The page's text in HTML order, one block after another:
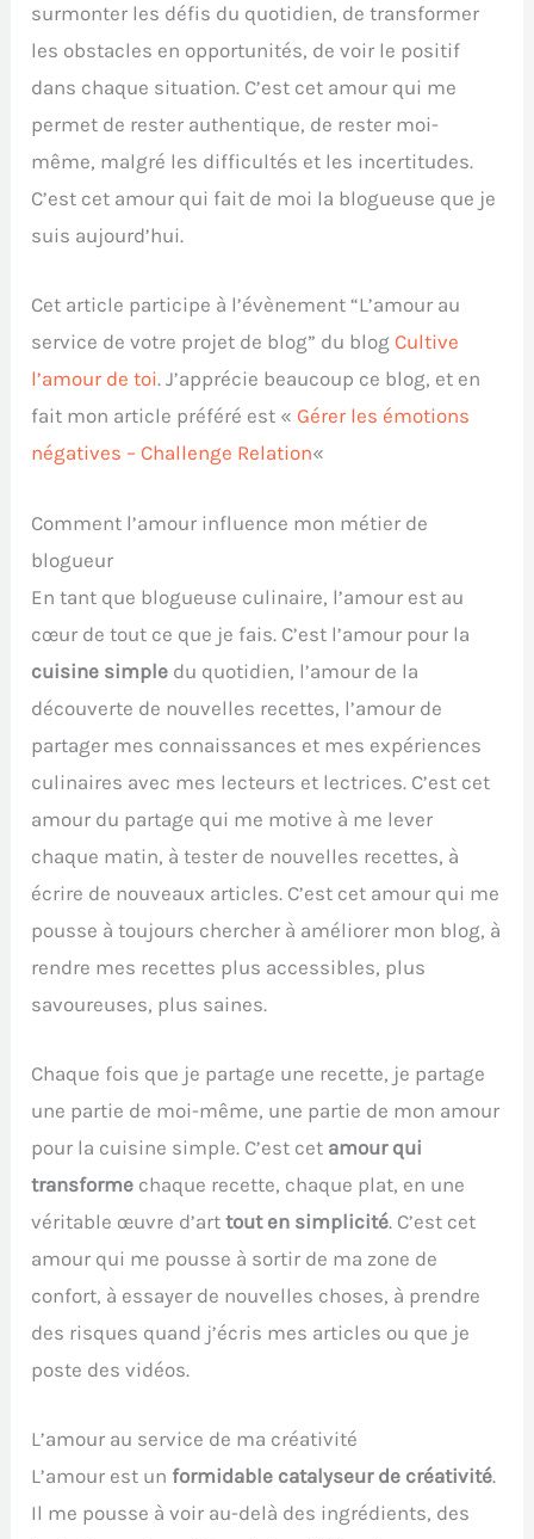
surmonter les défis du quotidien, de transformer
les obstacles en opportunités, de voir le positif
dans chaque situation. C’est cet amour qui me
permet de rester authentique, de rester moi-
même, malgré les difficultés et les incertitudes.
C’est cet amour qui fait de moi la blogueuse que je
suis aujourd’hui.
Cet article participe à l’évènement “L’amour au
service de votre projet de blog” du blog Cultive
l’amour de toi. J’apprécie beaucoup ce blog, et en
fait mon article préféré est « Gérer les émotions
négatives – Challenge Relation«
Comment l’amour influence mon métier de
blogueur
En tant que blogueuse culinaire, l’amour est au
cœur de tout ce que je fais. C’est l’amour pour la
cuisine simple du quotidien, l’amour de la
découverte de nouvelles recettes, l’amour de
partager mes connaissances et mes expériences
culinaires avec mes lecteurs et lectrices. C’est cet
amour du partage qui me motive à me lever
chaque matin, à tester de nouvelles recettes, à
écrire de nouveaux articles. C’est cet amour qui me
pousse à toujours chercher à améliorer mon blog, à
rendre mes recettes plus accessibles, plus
savoureuses, plus saines.
Chaque fois que je partage une recette, je partage
une partie de moi-même, une partie de mon amour
pour la cuisine simple. C’est cet amour qui
transforme chaque recette, chaque plat, en une
véritable œuvre d’arttout en simplicité. C’est cet
amour qui me pousse à sortir de ma zone de
confort, à essayer de nouvelles choses, à prendre
des risques quand j’écris mes articles ou que je
poste des vidéos.
L’amour au service de ma créativité
L’amour est un formidable catalyseur de créativité.
Il me pousse à voir au-delà des ingrédients, des